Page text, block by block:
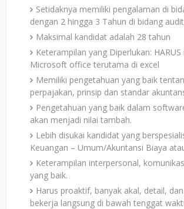
Setidaknya memiliki pengalaman di
dengan 2 hingga 3 Tahun di bidang
Maksimal kandidat adalah 28 tahun
Keterampilan yang Diperlukan:
Microsoft office terutama di excel
Memiliki pengetahuan yang baik
perpajakan, prinsip dan standar
Pengetahuan yang baik dalam
akan menjadi nilai tambah.
Lebih disukai kandidat yang
Keuangan – Umum/Akuntansi Biaya
Keterampilan interpersonal,
yang baik.
Harus proaktif, banyak akal, detail,
bekerja langsung di bawah tenggat